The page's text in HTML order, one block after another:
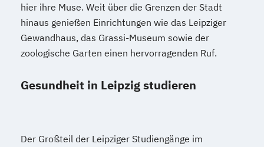
hier ihre Muse. Weit über die Grenzen der Stadt
hinaus genießen Einrichtungen wie das Leipziger
Gewandhaus, das Grassi-Museum sowie der
zoologische Garten einen hervorragenden Ruf.
Gesundheit in Leipzig studieren
Der Großteil der Leipziger Studiengänge im